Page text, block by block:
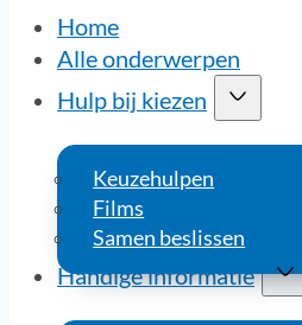
Home
Alle onderwerpen
Hulp bij kiezen
Keuzehulpen
Films
Samen beslissen
Handige informatie